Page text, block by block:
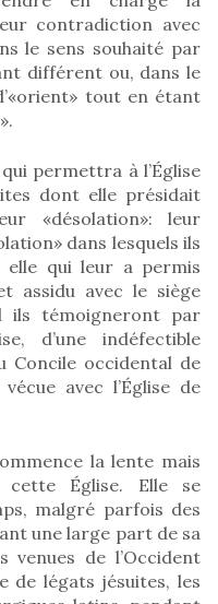
contradiction avec
le sens souhaité par
différent ou, dans le
tout en étant
permettra à l’Église
dont elle présidait
«désolation»: leur
dans lesquels ils
elle qui leur a permis
assidu avec le siège
ils témoigneront par
d’une indéfectible
Concile occidental de
avec l’Église de
la lente mais
cette Église. Elle se
malgré parfois des
une large part de sa
venues de l’Occident
de légats jésuites, les